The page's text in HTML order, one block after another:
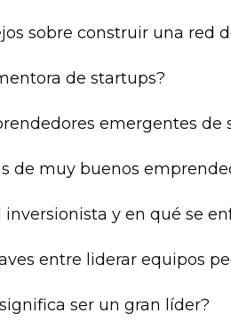
sobre construir una red
de startups?
emergentes de
de muy buenos
y en qué se
entre liderar equipos
ser un gran líder?